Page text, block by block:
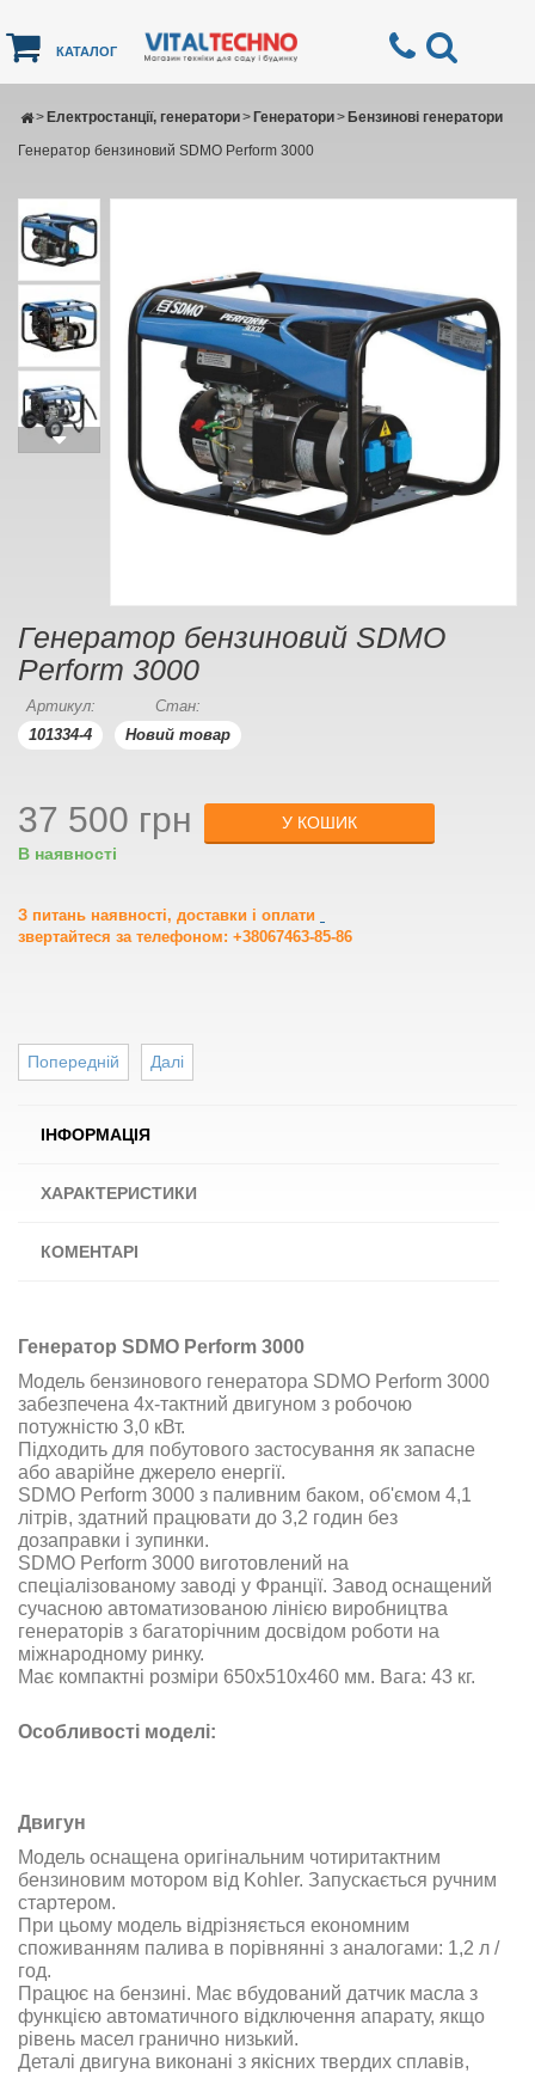
КАТАЛОГ
Електростанції, генератори
> Генератори
> Бензинові генератори
>
Генератор бензиновий SDMO Perform 3000
Генератор бензиновий SDMO
Perform 3000
Артикул:
101334-4
Стан:
Новий товар
37 500 грн
В наявності
У КОШИК
З питань наявності, доставки і оплати
звертайтеся за телефоном: +38067463-85-86
Далі
Попередній
ІНФОРМАЦІЯ
ХАРАКТЕРИСТИКИ
КОМЕНТАРІ
Генератор SDMO Perform 3000
Модель бензинового генератора SDMO Perform 3000
забезпечена 4х-тактний двигуном з робочою
потужністю 3,0 кВт.
Підходить для побутового застосування як запасне
або аварійне джерело енергії.
SDMO Perform 3000 з паливним баком, об'ємом 4,1
літрів, здатний працювати до 3,2 годин без
дозаправки і зупинки.
SDMO Perform 3000 виготовлений на
спеціалізованому заводі у Франції. Завод оснащений
сучасною автоматизованою лінією виробництва
генераторів з багаторічним досвідом роботи на
міжнародному ринку.
Має компактні розміри 650х510х460 мм. Вага: 43 кг.
Особливості моделі:
Двигун
Модель оснащена оригінальним чотиритактним
бензиновим мотором від Kohler. Запускається ручним
стартером.
При цьому модель відрізняється економним
споживанням палива в порівнянні з аналогами: 1,2 л /
год.
Працює на бензині. Має вбудований датчик масла з
функцією автоматичного відключення апарату, якщо
рівень масел гранично низький.
Деталі двигуна виконані з якісних твердих сплавів,